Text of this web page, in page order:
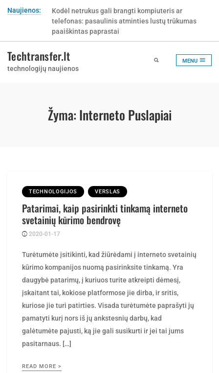
Naujienos:
Kodėl netrukus gali brangti kompiuteris ar
telefonas: pasaulinis atminties lustų trūkumas
paaiškintas paprastai
Techtransfer.lt
technologijų naujienos
MENU
Žyma: Interneto Puslapiai
TECHNOLOGIJOS VERSLAS
Patarimai, kaip pasirinkti tinkamą interneto
svetainių kūrimo bendrovę
2020-01-17
by
Turėtumėte įsitikinti, kad žiūrėdami į interneto svetainių
kūrimo kompanijos nuomą pasirinksite tinkamą. Yra
daugybė patarimų, į kuriuos turite atkreipti dėmesį,
įskaitant tai, kokiose platformose jie dirba, ir sritis,
kuriose jie turi patirties. Visada turėtumėte paprašyti jų
pamatyti kurį nors iš jų ankstesnių darbų, kad
galėtumėte pajusti, ką jie gali susikurti ir jei tai jums
pasitarnaus. […]
READ MORE >